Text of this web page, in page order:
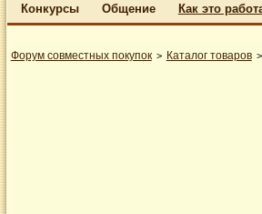
Конкурсы Общение Как это
Форум совместных покупок Каталог товаров